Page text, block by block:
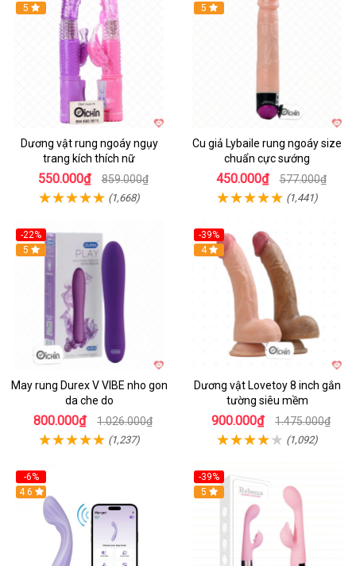
Hot
5
Dương vật rung ngoáy ngụy
trang kích thích nữ
550.000₫ 859.000₫
(1,668)
Hot
5
Cu giả Lybaile rung ngoáy size
chuẩn cực sướng
450.000₫ 577.000₫
(1,441)
-22%
Hot
5
May rung Durex V VIBE nho gon
da che do
800.000₫ 1.026.000₫
(1,237)
-39%
Hot
4
Dương vật Lovetoy 8 inch gắn
tường siêu mềm
900.000₫ 1.475.000₫
(1,092)
-6%
4.6
-39%
Hot
5